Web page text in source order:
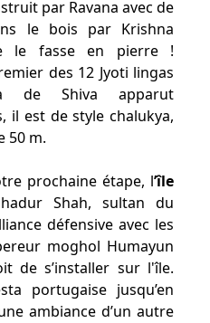
par Ravana avec de
le bois par Krishna
le fasse en pierre !
des 12 Jyoti lingas
Shiva apparut
il est de style chalukya,
50 m.
prochaine étape, l’île
Shah, sultan du
défensive avec les
moghol Humayun
de s’installer sur l'île.
portugaise jusqu’en
ambiance d’un autre